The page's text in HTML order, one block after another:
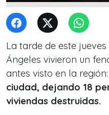
La tarde de este
Ángeles vivieron un
antes visto en la región:
ciudad, dejando 18
viviendas destruidas.